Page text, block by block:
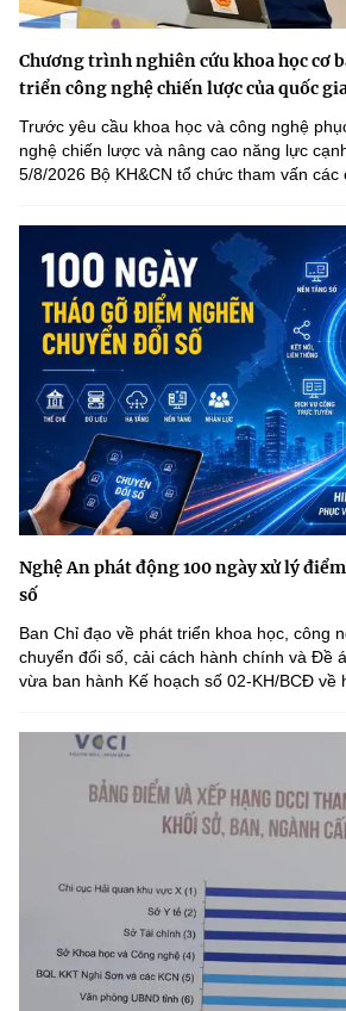
Chương trình nghiên cứu khoa học cơ
triển công nghệ chiến lược của quốc
Trước yêu cầu khoa học và công nghệ
nghệ chiến lược và nâng cao năng lực
5/8/2026 Bộ KH&CN tổ chức tham vấn các
Nghệ An phát động 100 ngày xử lý
số
Ban Chỉ đạo về phát triển khoa học, công
chuyển đổi số, cải cách hành chính và Đề
vừa ban hành Kế hoạch số 02-KH/BCĐ về